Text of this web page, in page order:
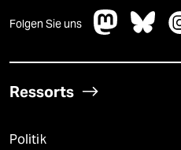
Folgen Sie uns
Ressorts
Politik